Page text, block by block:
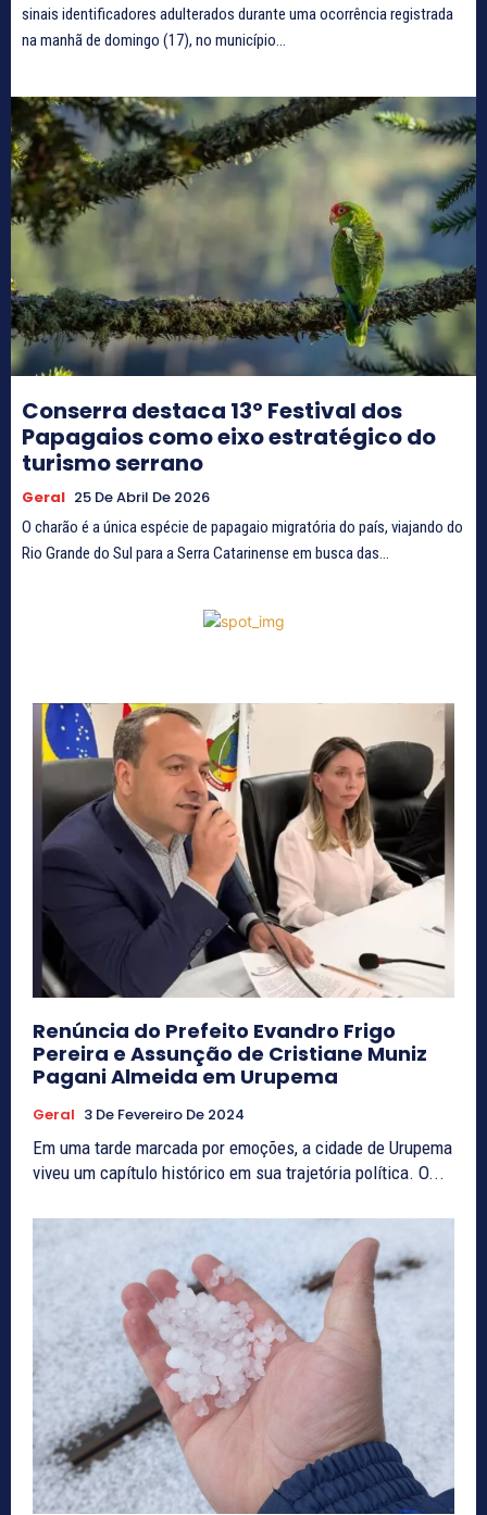
sinais identificadores adulterados durante uma ocorrência registrada
na manhã de domingo (17), no município...
Conserra destaca 13º Festival dos
Papagaios como eixo estratégico do
turismo serrano
Geral 25 De Abril De 2026
O charão é a única espécie de papagaio migratória do país, viajando do
Rio Grande do Sul para a Serra Catarinense em busca das...
Renúncia do Prefeito Evandro Frigo
Pereira e Assunção de Cristiane Muniz
Pagani Almeida em Urupema
Geral 3 De Fevereiro De 2024
Em uma tarde marcada por emoções, a cidade de Urupema
viveu um capítulo histórico em sua trajetória política. O...